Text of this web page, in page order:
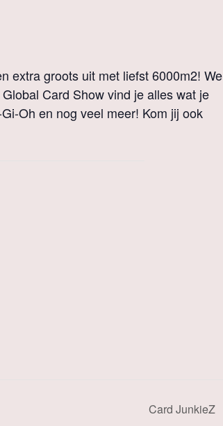
extra groots uit met liefst 6000m2! We
Card Show vind je alles wat je
Oh en nog veel meer! Kom jij ook
Card JunkieZ